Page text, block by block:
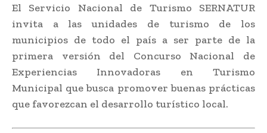
El Servicio Nacional de Turismo SERNATUR
invita a las unidades de turismo de los
municipios de todo el país a ser parte de la
primera versión del Concurso Nacional de
Experiencias Innovadoras en Turismo
Municipal que busca promover buenas prácticas
que favorezcan el desarrollo turístico local.